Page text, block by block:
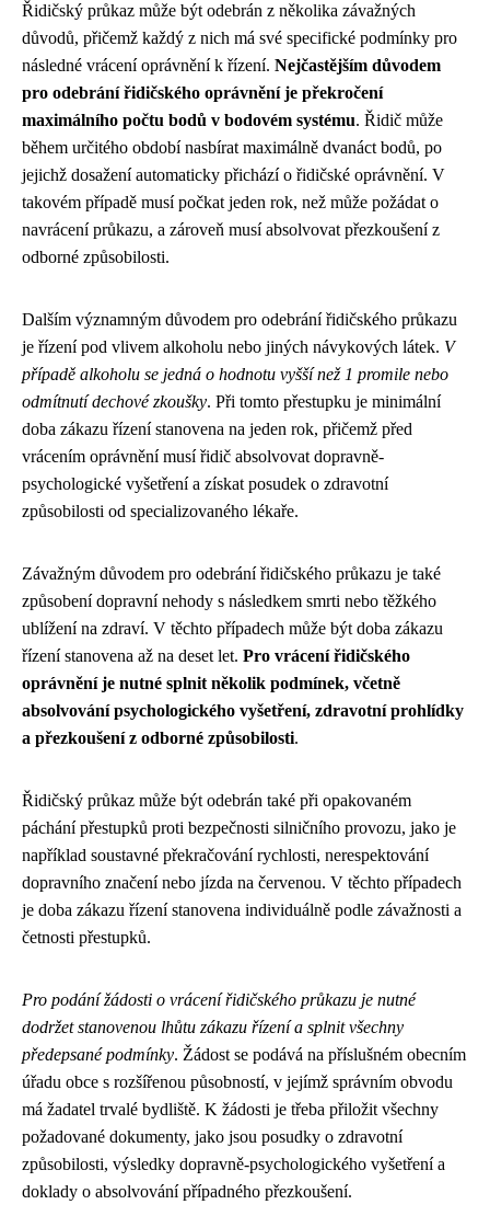
Řidičský průkaz může být odebrán z několika závažných
důvodů, přičemž každý z nich má své specifické podmínky pro
následné vrácení oprávnění k řízení. Nejčastějším důvodem
pro odebrání řidičského oprávnění je překročení
maximálního počtu bodů v bodovém systému. Řidič může
během určitého období nasbírat maximálně dvanáct bodů, po
jejichž dosažení automaticky přichází o řidičské oprávnění. V
takovém případě musí počkat jeden rok, než může požádat o
navrácení průkazu, a zároveň musí absolvovat přezkoušení z
odborné způsobilosti.
Dalším významným důvodem pro odebrání řidičského průkazu
je řízení pod vlivem alkoholu nebo jiných návykových látek. V
případě alkoholu se jedná o hodnotu vyšší než 1 promile nebo
odmítnutí dechové zkoušky. Při tomto přestupku je minimální
doba zákazu řízení stanovena na jeden rok, přičemž před
vrácením oprávnění musí řidič absolvovat dopravně-
psychologické vyšetření a získat posudek o zdravotní
způsobilosti od specializovaného lékaře.
Závažným důvodem pro odebrání řidičského průkazu je také
způsobení dopravní nehody s následkem smrti nebo těžkého
ublížení na zdraví. V těchto případech může být doba zákazu
řízení stanovena až na deset let. Pro vrácení řidičského
oprávnění je nutné splnit několik podmínek, včetně
absolvování psychologického vyšetření, zdravotní prohlídky
a přezkoušení z odborné způsobilosti.
Řidičský průkaz může být odebrán také při opakovaném
páchání přestupků proti bezpečnosti silničního provozu, jako je
například soustavné překračování rychlosti, nerespektování
dopravního značení nebo jízda na červenou. V těchto případech
je doba zákazu řízení stanovena individuálně podle závažnosti a
četnosti přestupků.
Pro podání žádosti o vrácení řidičského průkazu je nutné
dodržet stanovenou lhůtu zákazu řízení a splnit všechny
předepsané podmínky. Žádost se podává na příslušném obecním
úřadu obce s rozšířenou působností, v jejímž správním obvodu
má žadatel trvalé bydliště. K žádosti je třeba přiložit všechny
požadované dokumenty, jako jsou posudky o zdravotní
způsobilosti, výsledky dopravně-psychologického vyšetření a
doklady o absolvování případného přezkoušení.